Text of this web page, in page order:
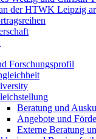
der HTWK Leipzig
Forschungsprofil
Beratung und
Angebote und
Externe Beratung